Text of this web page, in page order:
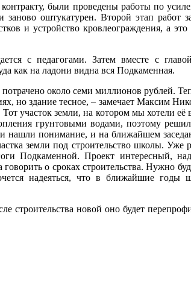
были проведены работы по
оштукатурен. Второй этап работ
и устройство кровлеограждения, а
с педагогами. Затем вместе с
как на ладони видна вся Подкаменная.
около семи миллионов рублей.
но здание тесное, – замечает Максим
участок земли, на котором мы хотели её
грунтовыми водами, поэтому
нашли понимание, и на ближайшем
земли под строительство школы. Уже
Подкаменной. Проект интересный,
о сроках строительства. Нужно
надеяться, что в ближайшие годы
строительства новой оно будет